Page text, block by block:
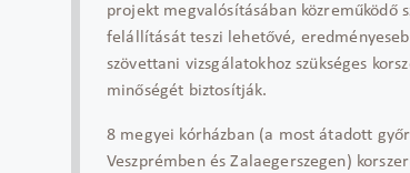
projekt megvalósításában közreműködő
felállítását teszi lehetővé,
szövettani vizsgálatokhoz szükséges
minőségét biztosítják.
8 megyei kórházban (a most átadott
Veszprémben és Zalaegerszegen)